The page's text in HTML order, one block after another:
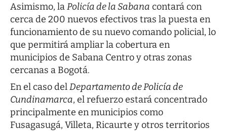
Asimismo, laPolicía de la Sabana contará con
cerca de 200 nuevos efectivos tras la puesta en
funcionamiento de su nuevo comando policial, lo
que permitirá ampliar la cobertura en
municipios de Sabana Centro y otras zonas
cercanas a Bogotá.
En el caso delDepartamento de Policía de
Cundinamarca, el refuerzo estará concentrado
principalmente en municipios como
Fusagasugá, Villeta, Ricaurte y otros territorios